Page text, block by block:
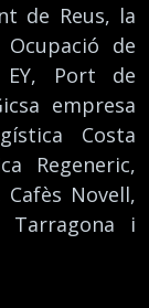
de Reus, la
Ocupació de
EY, Port de
empresa
Costa
Regeneric,
Cafès Novell,
i